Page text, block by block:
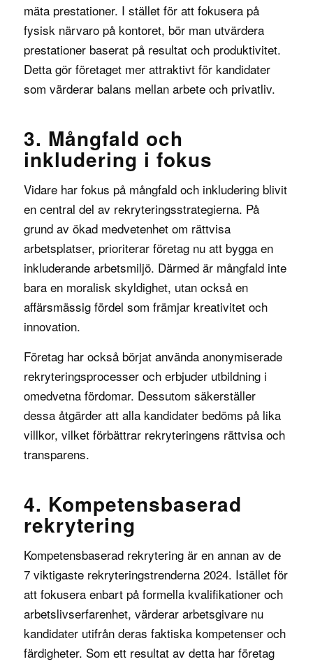
mäta prestationer. I stället för att fokusera på
fysisk närvaro på kontoret, bör man utvärdera
prestationer baserat på resultat och produktivitet.
Detta gör företaget mer attraktivt för kandidater
som värderar balans mellan arbete och privatliv.
3. Mångfald och
inkludering i fokus
Vidare har fokus på mångfald och inkludering blivit
en central del av rekryteringsstrategierna. På
grund av ökad medvetenhet om rättvisa
arbetsplatser, prioriterar företag nu att bygga en
inkluderande arbetsmiljö. Därmed är mångfald inte
bara en moralisk skyldighet, utan också en
affärsmässig fördel som främjar kreativitet och
innovation.
Företag har också börjat använda anonymiserade
rekryteringsprocesser och erbjuder utbildning i
omedvetna fördomar. Dessutom säkerställer
dessa åtgärder att alla kandidater bedöms på lika
villkor, vilket förbättrar rekryteringens rättvisa och
transparens.
4. Kompetensbaserad
rekrytering
Kompetensbaserad rekrytering är en annan av de
7 viktigaste rekryteringstrenderna 2024. Istället för
att fokusera enbart på formella kvalifikationer och
arbetslivserfarenhet, värderar arbetsgivare nu
kandidater utifrån deras faktiska kompetenser och
färdigheter. Som ett resultat av detta har företag